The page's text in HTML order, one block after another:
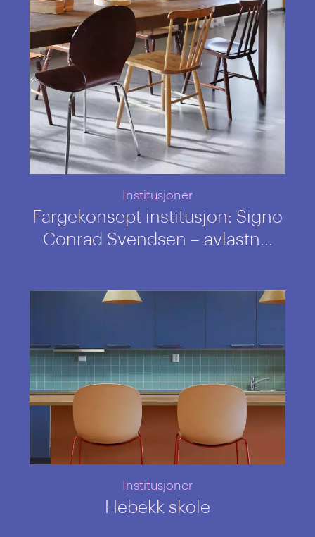
Institusjoner
Fargekonsept institusjon: Signo
Conrad Svendsen – avlastn...
Institusjoner
Hebekk skole